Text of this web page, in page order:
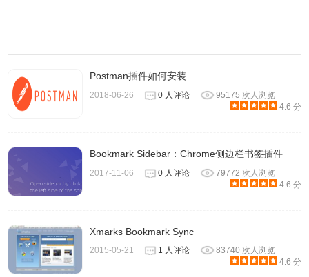
集，因为没有什么偏差。除了可以用跟mac系统一样的方法
之外，还有另外一种方法。
1. 查找google文件夹，win7为例子：
每个账号都有自己的个人用户文件。如下图所示：
Postman插件如何安装
2018-06-26 0 人评论
95175 次人浏览
4.6 分
Bookmark Sidebar：Chrome侧边栏书签插件
2017-11-06 0 人评论
79772 次人浏览
4.6 分
Xmarks Bookmark Sync
2015-05-21 1 人评论
83740 次人浏览
4.6 分